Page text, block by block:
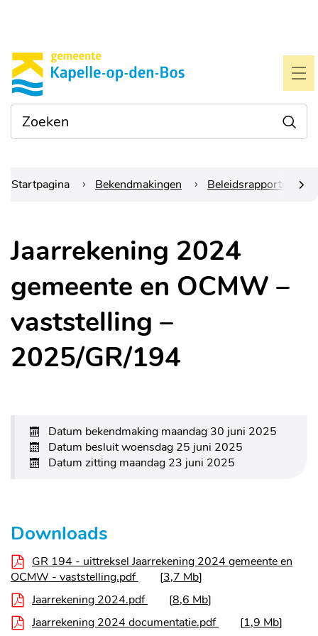
Gemeente
Kapelle-
op-
den-
Waarmee
kunnen
we je
links
Startpagina Bekendmakingen Beleidsrapporten
Jaarrekening 2024
gemeente en OCMW –
vaststelling –
2025/GR/194
Datum bekendmaking maandag 30 juni 2025
Datum besluitwoensdag 25 juni 2025
Datum zitting maandag 23 juni 2025
Downloads
GR 194 - uittreksel Jaarrekening 2024 gemeente en
OCMW - vaststelling.pdf
3,7 Mb
Jaarrekening 2024.pdf
8,6 Mb
Jaarrekening 2024 documentatie.pdf
1,9 Mb